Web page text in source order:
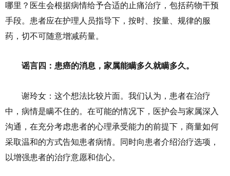
哪里？医生会根据病情给予合适的止痛治疗，包括药物干预
手段。患者应在护理人员指导下，按时、按量、规律的服
药，切不可随意增减药量。
谣言四：患癌的消息，家属能瞒多久就瞒多久。
谢玲女：这个想法比较片面。我们认为，患者在治疗
中，病情是瞒不住的。在可能的情况下，医护会与家属深入
沟通，在充分考虑患者的心理承受能力的前提下，商量如何
采取温和的方式告知患者病情。同时向患者介绍治疗选项，
以增强患者的治疗意愿和信心。